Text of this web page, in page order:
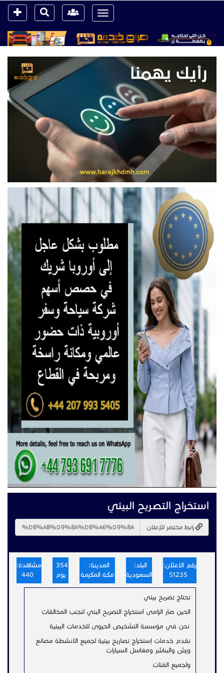
Toggle
navigation
استخراج التصريح البيئي
رابط مختصر للإعلان
رقم الاعلان:
البلد:
السعودية
المدينة:
مكة المكرمة
354
يوم
مشاهدة:
تحتاج تصريح بيئي
الحين صار الزامى استخراج التصريح البئي لتجنب المخالفات
نحن في مؤسسة التشخيص الحيوى للخدمات البيئية
نقدم خدمات إستخراج تصاريح بيئية لجميع الانشطة مصانع
ورش والبناشر ومغاسل السيارات
ولجميع الفئات